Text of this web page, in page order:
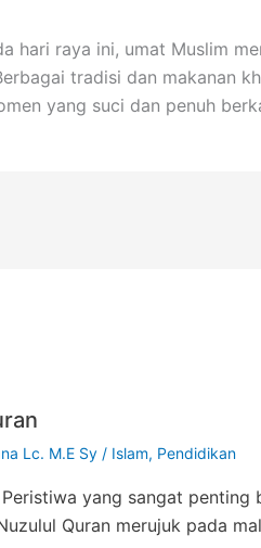
hari raya ini, umat Muslim
tradisi dan makanan
yang suci dan penuh
Lc. M.E Sy / Islam, Pendidikan
yang sangat penting
Quran merujuk pada